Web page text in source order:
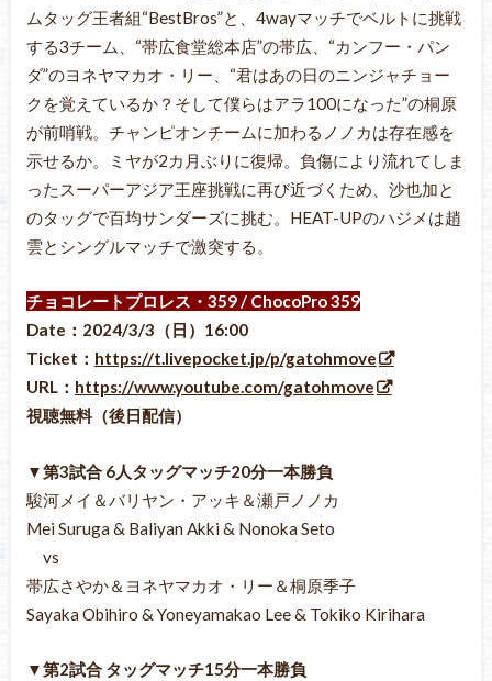
ムタッグ王者組“BestBros”と、4wayマッチでベルトに挑戦
する3チーム、“帯広食堂総本店”の帯広、“カンフー・パン
ダ”のヨネヤマカオ・リー、“君はあの日のニンジャチョー
クを覚えているか？そして僕らはアラ100になった”の桐原
が前哨戦。チャンピオンチームに加わるノノカは存在感を
示せるか。ミヤが2カ月ぶりに復帰。負傷により流れてしま
ったスーパーアジア王座挑戦に再び近づくため、沙也加と
のタッグで百均サンダーズに挑む。HEAT-UPのハジメは趙
雲とシングルマッチで激突する。
チョコレートプロレス・359 / ChocoPro 359
Date：2024/3/3（日 ）16:00
Ticket： https://t.livepocket.jp/p/gatohmove
URL： https://www.youtube.com/gatohmove
視聴無料（後日配信）
▼第3試合 6人タッグマッチ20分一本勝負
駿河メイ＆バリヤン・アッキ＆瀬戸ノノカ
Mei Suruga & Baliyan Akki & Nonoka Seto
vs
帯広さやか＆ヨネヤマカオ・リー＆桐原季子
Sayaka Obihiro & Yoneyamakao Lee & Tokiko Kirihara
▼第2試合 タッグマッチ15分一本勝負